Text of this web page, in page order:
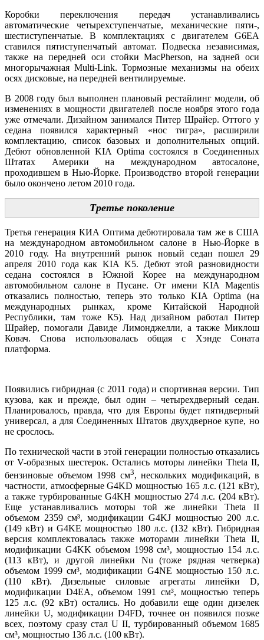
Коробки переключения передач устанавливались
автоматические четырехступенчатые, механические пяти-,
шестиступенчатые. В комплектациях с двигателем G6EA
ставился пятиступенчатый автомат. Подвеска независимая,
также на передней оси стойки MacPherson, на задней оси
многорычажная Multi-Link. Тормозные механизмы на обеих
осях дисковые, на передней вентилируемые.
В 2008 году был выполнен плановый рестайлинг модели, об
изменениях в мощности двигателей после ноября этого года
уже отмечали. Дизайном занимался Питер Шрайер. Оттого у
седана появился характерный «нос тигра», расширили
комплектацию, список базовых и дополнительных опций.
Дебют обновленной KIA Optima состоялся в Соединенных
Штатах Америки на международном автосалоне,
проходившем в Нью-Йорке. Производство второй генерации
было окончено летом 2010 года.
Третье поколение
Третья генерация КИА Оптима дебютировала там же в США
на международном автомобильном салоне в Нью-Йорке в
2010 году. На внутренний рынок новый седан пошел 29
апреля 2010 года как KIA K5. Дебют этой разновидности
седана состоялся в Южной Корее на международном
автомобильном салоне в Пусане. От имени KIA Magentis
отказались полностью, теперь это только KIA Optima (на
международных рынках, кроме Китайской Народной
Республики, там тоже К5). Над дизайном работал Питер
Шрайер, помогали Давиде Лимонджелли, а также Миклош
Ковач. Снова использовалась общая с Хэнде Соната
платформа.
Появились гибридная (с 2011 года) и спортивная версии. Тип
кузова, как и прежде, был один – четырехдверный седан.
Планировалось, правда, что для Европы будет пятидверный
универсал, а для Соединенных Штатов двухдверное купе, но
не срослось.
По технической части в этой генерации полностью отказались
от V-образных шестерок. Остались моторы линейки Theta II,
бензиновые объемом 1998 см3, нескольких модификаций, в
частности, атмосферные G4KD мощностью 165 л.с. (121 кВт),
а также турбированные G4KH мощностью 274 л.с. (204 кВт).
Еще устанавливались моторы той же линейки Theta II
объемом 2359 см³, модификации G4KJ мощностью 200 л.с.
(149 кВт) и G4KE мощностью 180 л.с. (132 кВт). Гибридная
версия комплектовалась также моторами линейки Theta II,
модификации G4KK объемом 1998 см³, мощностью 154 л.с.
(113 кВт), и другой линейки Nu (тоже рядная четверка)
объемом 1999 см³, модификации G4NE мощностью 150 л.с.
(110 кВт). Дизельные силовые агрегаты линейки D,
модификации D4EA, объемом 1991 см³, мощностью теперь
125 л.с. (92 кВт) остались. Но добавили еще один дизелек
линейки U, модификации D4FD, точнее он появился позже
всех, поэтому сразу стал U II, турбированный объемом 1685
см³, мощностью 136 л.с. (100 кВт).